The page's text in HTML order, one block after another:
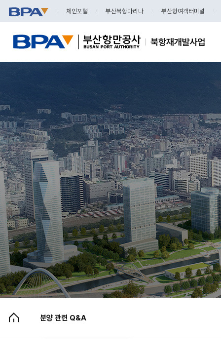
체인포털 부산북항마리나 부산항여객터미널
분양 관련 Q&A
분양 관련 Q&A
자료실